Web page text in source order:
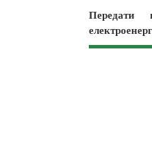
Передати